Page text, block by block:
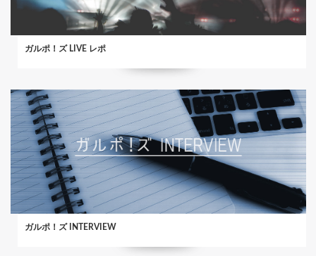
ガルポ！ズ LIVE レポ
ガルポ！ズ INTERVIEW